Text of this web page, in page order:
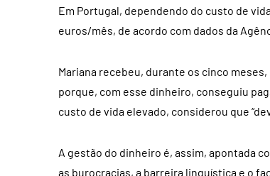
Em Portugal, dependendo do custo de
euros/mês, de acordo com dados da
Mariana recebeu, durante os cinco
porque, com esse dinheiro, conseguiu
custo de vida elevado, considerou que
A gestão do dinheiro é, assim, apontada
as burocracias, a barreira linguística e o